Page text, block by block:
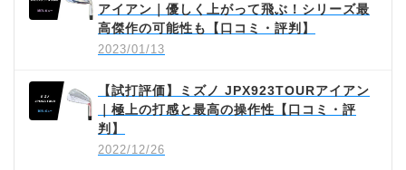
アイアン｜優しく上がって飛ぶ！シリーズ最
高傑作の可能性も【口コミ・評判】
2023/01/13
【試打評価】ミズノ JPX923TOURアイアン
｜極上の打感と最高の操作性【口コミ・評
判】
2022/12/26